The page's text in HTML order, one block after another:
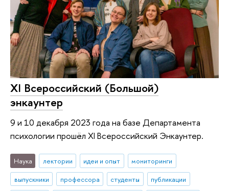
XI Всероссийский (Большой)
энкаунтер
9 и 10 декабря 2023 года на базе Департамента
психологии прошёл XI Всероссийский Энкаунтер.
Наука лектории идеи и опыт
мониторинги
выпускники
профессора студенты
публикации